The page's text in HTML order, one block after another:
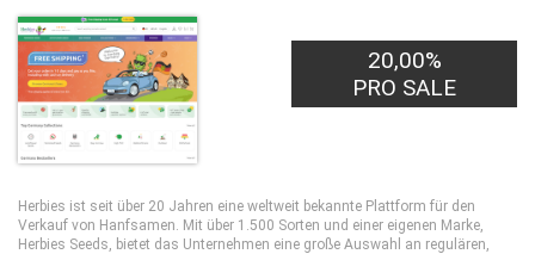
20,00%
PRO SALE
Herbies ist seit über 20 Jahren eine weltweit bekannte Plattform für den
Verkauf von Hanfsamen. Mit über 1.500 Sorten und einer eigenen Marke,
Herbies Seeds, bietet das Unternehmen eine große Auswahl an regulären,